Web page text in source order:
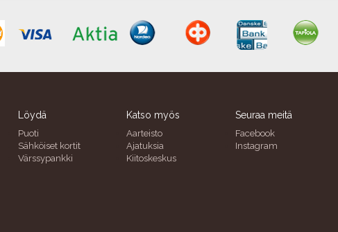
Löydä
Puoti
Sähköiset kortit
Värssypankki
Katso myös
Aarteisto
Ajatuksia
Kiitoskeskus
Seuraa meitä
Facebook
Instagram